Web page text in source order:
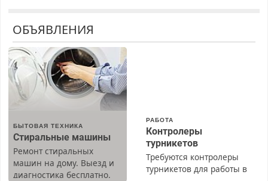
ОБЪЯВЛЕНИЯ
БЫТОВАЯ ТЕХНИКА
Стиральные машины
Ремонт стиральных
машин на дому. Выезд и
диагностика бесплатно.
РАБОТА
Контролеры
турникетов
Требуются контролеры
турникетов для работы в